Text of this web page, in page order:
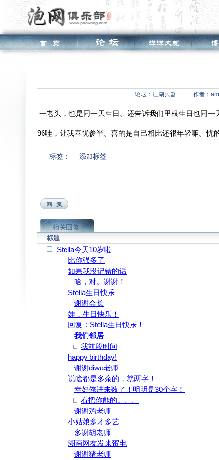
论坛： 江湖兵器 作者：
一老头，也是同一天生日。还告诉我们里根生日也同一
96哇，让我喜忧参半。喜的是自己相比还很年轻嘛。
标签： 添加标签
相关回复
标题
Stella今天10岁啦
比你强多了
如果我没记错的话
哈，对。谢谢！
Stella生日快乐
谢谢会长
娃，生日快乐！
回复：Stella生日快乐！
我们邻居
我前段时间
happy birthday!
谢谢diwa老师
说啥都是多余的，就两字！
幸好俺进来数了！明明是30个字！
看把你能的。。。
谢谢鸡老师
小姑娘多才多艺
多谢胡老师
湖南网友发来贺电
谢谢猪老师